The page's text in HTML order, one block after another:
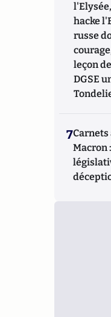
hacke
russe
leçon
DGSE
7Carnets
Macron